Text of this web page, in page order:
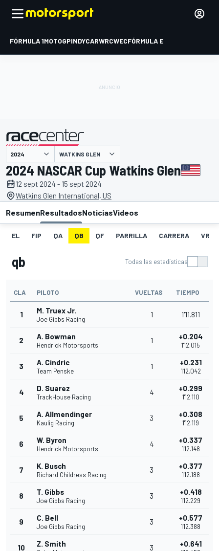
FÓRMULA 1MOTOGPINDYCARWRCWECFÓRMULA E
presentado por WATKINS GLEN
2024 NASCAR Cup Watkins Glen
12 sept 2024 - 15 sept 2024
Watkins Glen International, US
ResumenResultadosNoticiasVideos
EL FIP QA QB QF PARRILLA CARRERA VR
qb Todas las estadísticas
CLA PILOTO VUELTAS TIEMPO
1 M. Truex Jr.
Joe Gibbs Racing
1 1'11.811
2 A. Bowman
Hendrick Motorsports
1 +0.204
1'12.015
3 A. Cindric
Team Penske
1 +0.231
1'12.042
4 D. Suarez
TrackHouse Racing
4 +0.299
1'12.110
5 A. Allmendinger
Kaulig Racing
3 +0.308
1'12.119
6 W. Byron
Hendrick Motorsports
4 +0.337
1'12.148
7 K. Busch
Richard Childress Racing
3 +0.377
1'12.188
8 T. Gibbs
Joe Gibbs Racing
3 +0.418
1'12.229
9 C. Bell
Joe Gibbs Racing
3 +0.577
1'12.388
10 Z. Smith 3 +0.641